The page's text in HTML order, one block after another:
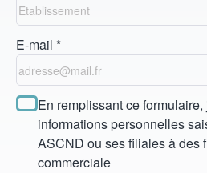
E-mail *
En remplissant ce
informations personnelles
ASCND ou ses filiales à des
commerciale